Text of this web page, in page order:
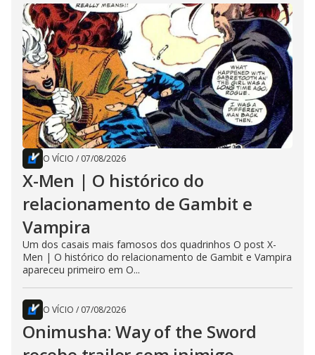
O VÍCIO / 07/08/2026
X-Men | O histórico do
relacionamento de Gambit e
Vampira
Um dos casais mais famosos dos quadrinhos O post X-
Men | O histórico do relacionamento de Gambit e Vampira
apareceu primeiro em O...
O VÍCIO / 07/08/2026
Onimusha: Way of the Sword